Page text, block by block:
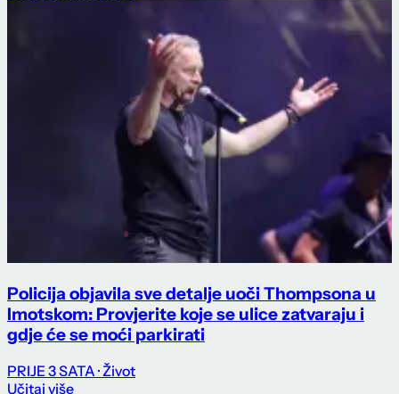
Policija objavila sve detalje uoči Thompsona u
Imotskom: Provjerite koje se ulice zatvaraju i
gdje će se moći parkirati
PRIJE 3 SATA · Život
Učitaj više